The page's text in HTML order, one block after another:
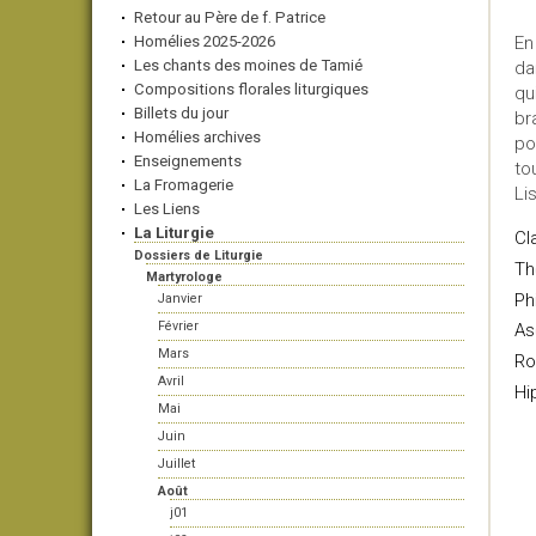
Retour au Père de f. Patrice
Homélies 2025-2026
Les chants des moines de Tamié
Compositions florales liturgiques
Billets du jour
Homélies archives
Enseignements
La Fromagerie
Les Liens
La Liturgie
Dossiers de Liturgie
Martyrologe
Janvier
Février
Mars
Avril
Mai
Juin
Juillet
Août
j01